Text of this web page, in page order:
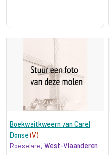
Boekweitkweern van Carel
Donse(V)
Roeselare, West-Vlaanderen